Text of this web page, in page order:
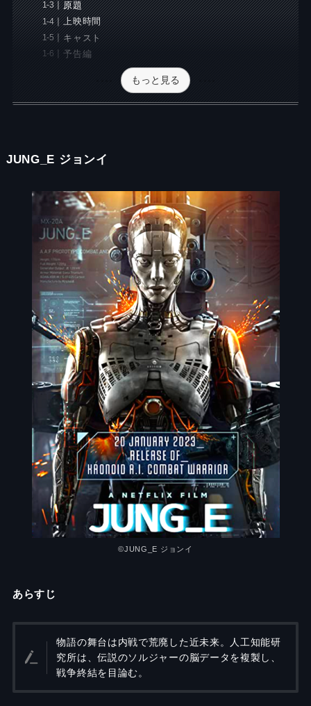
原題
上映時間
キャスト
予告編
もっと見る
JUNG_E ジョンイ
©︎JUNG_E ジョンイ
あらすじ
物語の舞台は内戦で荒廃した近未来。人工知能研
究所は、伝説のソルジャーの脳データを複製し、
戦争終結を目論む。